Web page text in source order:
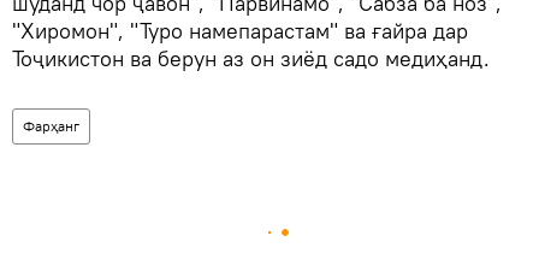
"Хиромон", "Туро намепарастам" ва ғайра дар
Тоҷикистон ва берун аз он зиёд садо медиҳанд.
Фарҳанг